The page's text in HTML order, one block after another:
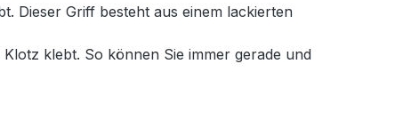
Dieser Griff besteht aus einem lackierten
klebt. So können Sie immer gerade und